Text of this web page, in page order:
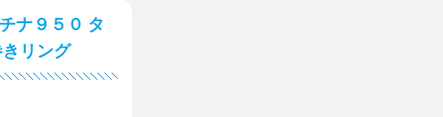
ナ９５０ タ
リング